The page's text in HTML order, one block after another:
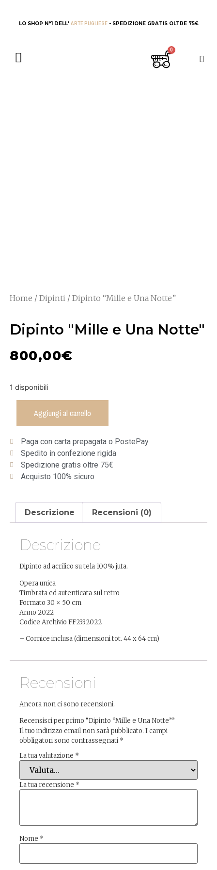
LO SHOP N°1 DELL' ARTE PUGLIESE - SPEDIZIONE GRATIS OLTRE 75€
Home / Dipinti / Dipinto “Mille e Una Notte”
Dipinto "Mille e Una Notte"
800,00€
1 disponibili
Aggiungi al carrello
Paga con carta prepagata o PostePay
Spedito in confezione rigida
Spedizione gratis oltre 75€
Acquisto 100% sicuro
Descrizione Recensioni (0)
Descrizione
Dipinto ad acrilico su tela 100% juta.
Opera unica
Timbrata ed autenticata sul retro
Formato 30 × 50 cm
Anno 2022
Codice Archivio FF2332022
– Cornice inclusa (dimensioni tot. 44 x 64 cm)
Recensioni
Ancora non ci sono recensioni.
Recensisci per primo “Dipinto “Mille e Una Notte””
Il tuo indirizzo email non sarà pubblicato. I campi
obbligatori sono contrassegnati *
La tua valutazione *
La tua recensione *
Nome *